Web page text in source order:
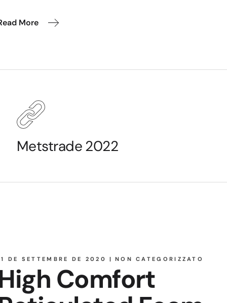
More
Metstrade 2022
DE SETTEMBRE DE 2020 NON CATEGORIZZATO
Comfort